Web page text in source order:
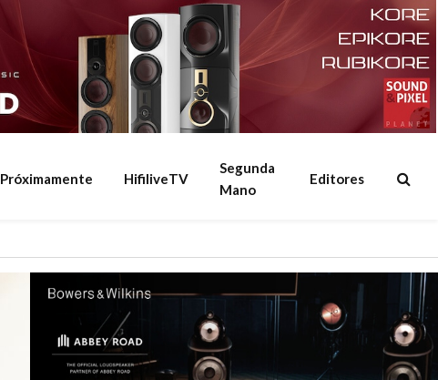
Próximamente HifiliveTV
Segunda
Mano
Editores